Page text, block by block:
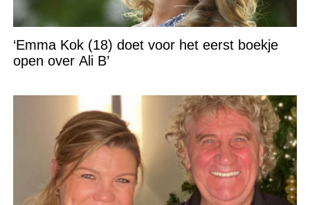
‘Emma Kok (18) doet voor het eerst boekje
open over Ali B’